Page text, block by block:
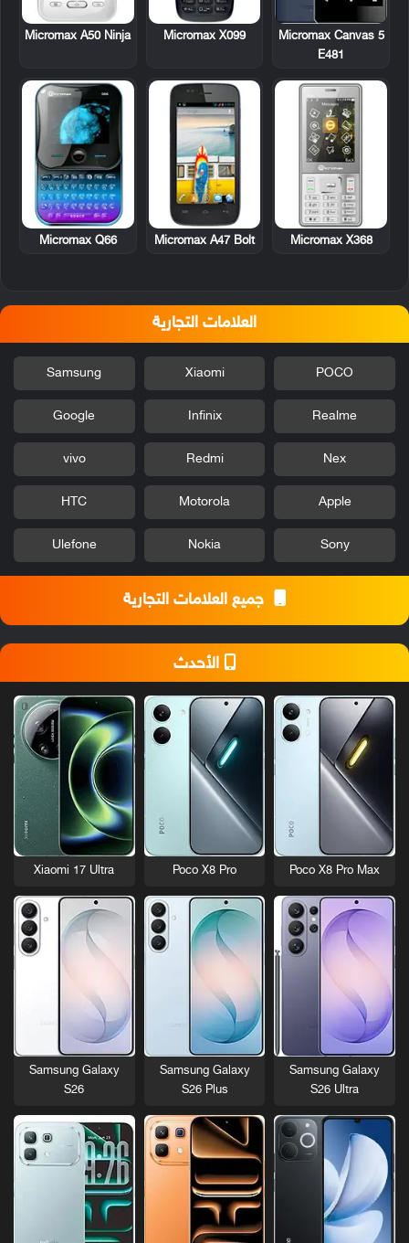
Micromax Canvas 5
E481
Micromax X099
Micromax A50 Ninja
Micromax X368
Micromax A47 Bolt
Micromax Q66
العلامات التجارية
POCO
Xiaomi
Samsung
Realme
Infinix
Google
Nex
Redmi
vivo
Apple
Motorola
HTC
Sony
Nokia
Ulefone
جميع العلامات التجارية
الأحدث
Poco X8 Pro Max
Poco X8 Pro
Xiaomi 17 Ultra
Samsung Galaxy
S26 Ultra
Samsung Galaxy
S26 Plus
Samsung Galaxy
S26